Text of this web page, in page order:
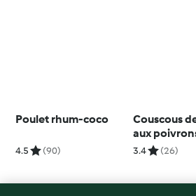
Poulet rhum-coco
4.5 (90)
Couscous
aux
3.4 (26)